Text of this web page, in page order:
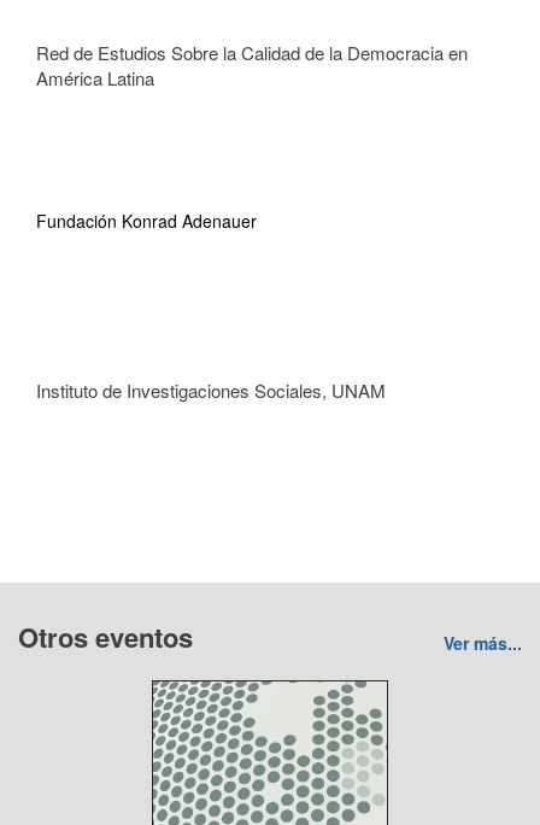
Red de Estudios Sobre la Calidad de la Democracia en
América Latina
Fundación Konrad Adenauer
Instituto de Investigaciones Sociales, UNAM
Otros eventos Ver más...